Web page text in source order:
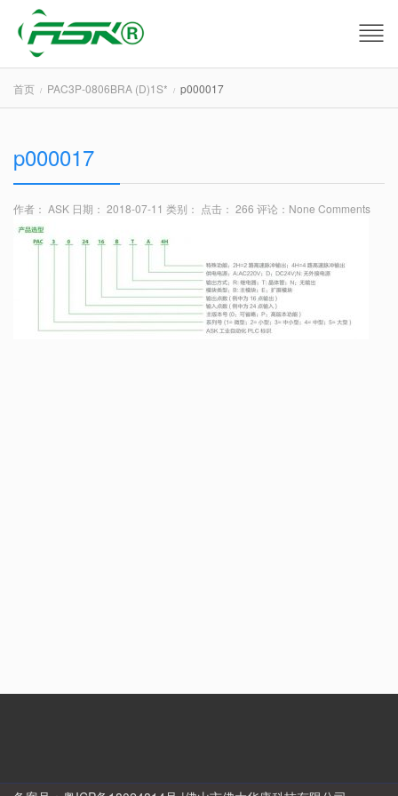
首页 PAC3P-0806BRA (D)1S* p000017
p000017
作者： ASK 日期： 2018-07-11 类别： 点击： 266 评论： None Comments